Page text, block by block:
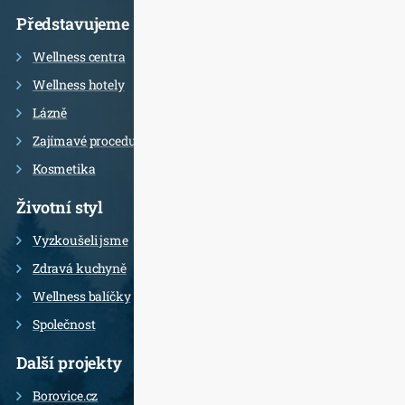
Představujeme
Wellness centra
Wellness hotely
Lázně
Zajímavé procedury
Kosmetika
Životní styl
Vyzkoušeli jsme
Zdravá kuchyně
Wellness balíčky
Společnost
Další projekty
Borovice.cz